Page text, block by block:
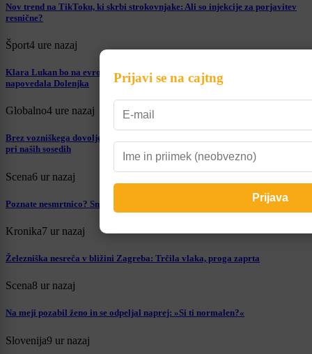
Nov trend na TikToku, ki skrbi strokovnjake: Ali so injekcije za porjavitev
resnične?
Šport4 ure nazaj
Klara Lukan bo na evropskem prvenstvu ena od favoritk za medaljo: To je
napovedala Dolenjka
Globalno4 ure nazaj
Brez vozniškega dovoljenja za volanom? Tako visoko kazen vam napišejo
pri naših sosedih
Scena6 ur nazaj
Poznate nesmrtnico? Smilju pripisujejo številne blagodejne učinke
Kronika7 ur nazaj
Železniška nesreča v bližini Zagreba: Trčila vlaka, proga zaprta
Scena8 ur nazaj
Na meji pozabil ženo in se odpeljal naprej: »Si ti normalen?«
Slovenija9 ur nazaj
Prijavi se na cajtng